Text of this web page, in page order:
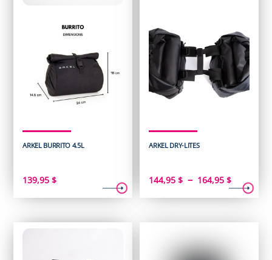
ARKEL BURRITO 4.5L
139,95$
ARKEL DRY-LITES
144,95$ – 164,95$Plage
de
144,95 $